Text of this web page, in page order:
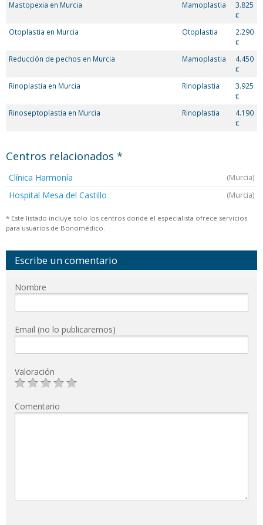
Mastopexia en Murcia Mamoplastia
3.825
€
Otoplastia en Murcia
Otoplastia
2.290
€
Reducción de pechos en Murcia
Mamoplastia
4.450
€
Rinoplastia en Murcia
Rinoplastia
3.925
€
Rinoseptoplastia en Murcia
Rinoplastia
4.190
€
Centros relacionados *
Clínica Harmonía (Murcia)
Hospital Mesa del Castillo (Murcia)
* Este listado incluye solo los centros donde el especialista ofrece servicios
para usuarios de Bonomédico.
Escribe un comentario
Nombre
Email (no lo publicaremos)
Valoración
Comentario